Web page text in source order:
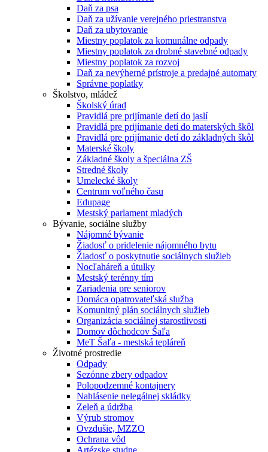
Daň za psa
Daň za užívanie verejného priestranstva
Daň za ubytovanie
Miestny poplatok za komunálne odpady
Miestny poplatok za drobné stavebné odpady
Miestny poplatok za rozvoj
Daň za nevýherné prístroje a predajné automaty
Správne poplatky
Školstvo, mládež
Školský úrad
Pravidlá pre prijímanie detí do jaslí
Pravidlá pre prijímanie detí do materských škôl
Pravidlá pre prijímanie detí do základných škôl
Materské školy
Základné školy a špeciálna ZŠ
Stredné školy
Umelecké školy
Centrum voľného času
Edupage
Mestský parlament mladých
Bývanie, sociálne služby
Nájomné bývanie
Žiadosť o pridelenie nájomného bytu
Žiadosť o poskytnutie sociálnych služieb
Nocľaháreň a útulky
Mestský terénny tím
Zariadenia pre seniorov
Domáca opatrovateľská služba
Komunitný plán sociálnych služieb
Organizácia sociálnej starostlivosti
Domov dôchodcov Šaľa
MeT Šaľa - mestská tepláreň
Životné prostredie
Odpady
Sezónne zbery odpadov
Polopodzemné kontajnery
Nahlásenie nelegálnej skládky
Zeleň a údržba
Výrub stromov
Ovzdušie, MZZO
Ochrana vôd
Artézske studne